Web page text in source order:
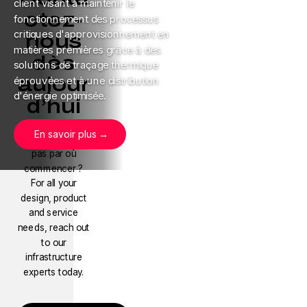
client visant à maintenir le
fonctionnement des processus
critiques d'approvisionnement en
matières premières grâce à des
solutions de traçage thermique
éprouvées et à une distribution
d'énergie optimisée.
En savoir plus
ctez-
nous
dès
aujour
d’hui
Vous ne savez
pas par où
commencer ?
For all your
design, product
and service
needs, reach out
to our
infrastructure
experts today.